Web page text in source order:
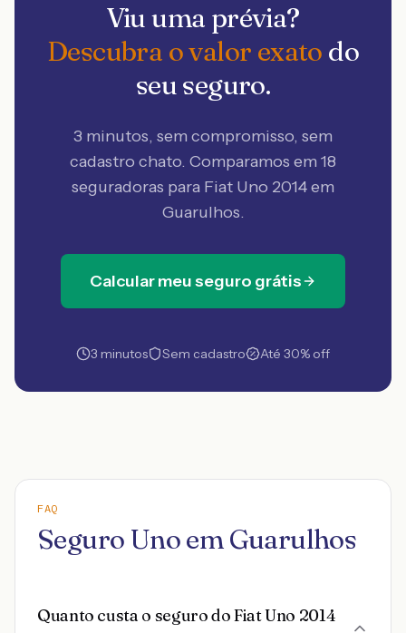
Viu uma prévia?
Descubra o valor exato do
seu seguro.
3 minutos, sem compromisso, sem
cadastro chato. Comparamos em 18
seguradoras para Fiat Uno 2014 em
Guarulhos.
Calcular meu seguro grátis
3 minutos Sem cadastro Até 30% off
FAQ
Seguro Uno em Guarulhos
Quanto custa o seguro do Fiat Uno 2014